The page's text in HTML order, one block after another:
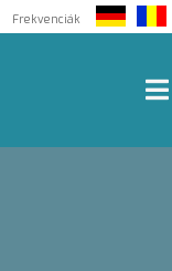
Frekvenciák